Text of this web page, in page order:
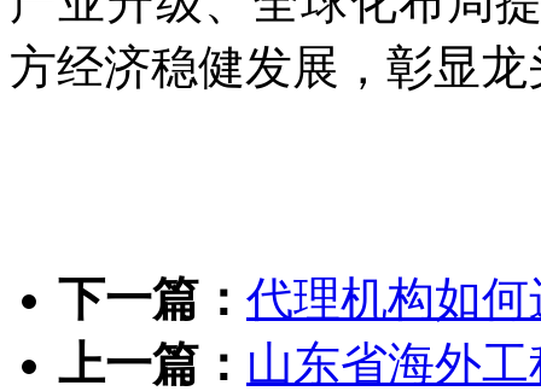
方经济稳健发展，彰显
下一篇： 代理机构如
上一篇： 山东省海外